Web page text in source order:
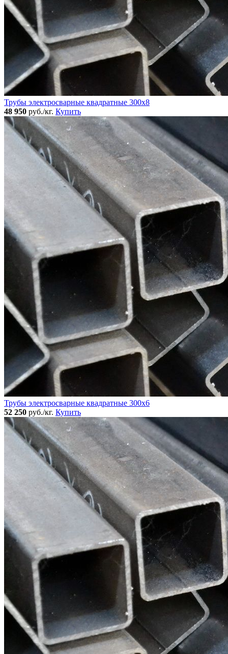
Трубы электросварные квадратные 300x8
48 950 руб./кг. Купить
Трубы электросварные квадратные 300x6
52 250 руб./кг. Купить